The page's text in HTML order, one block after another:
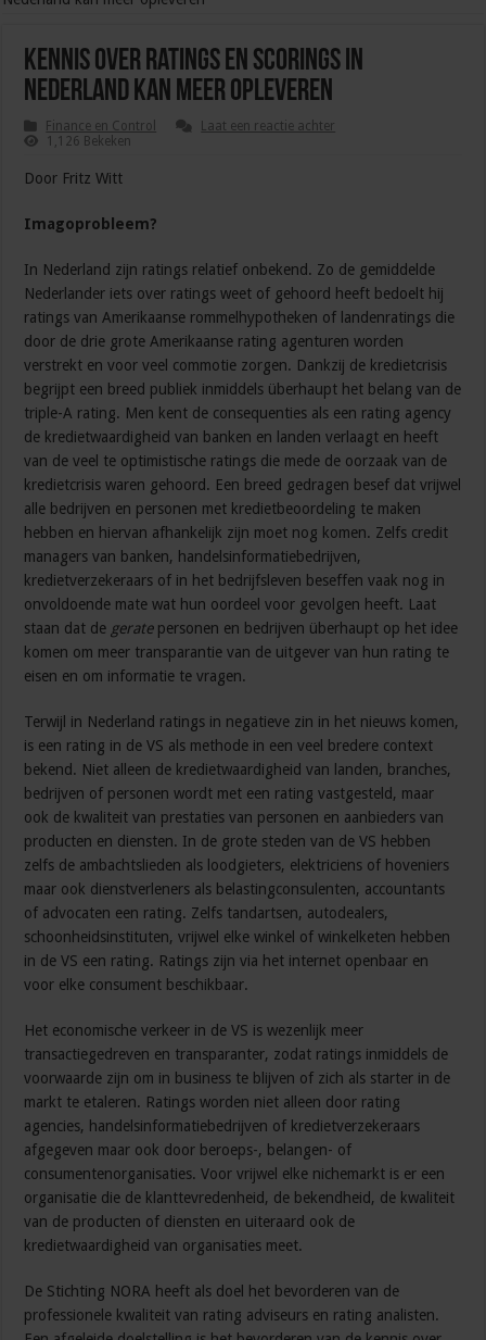
Kennis over ratings en scorings in
Nederland kan meer opleveren
Finance en Control
Laat een reactie achter
1,126 Bekeken
Door Fritz Witt
Imagoprobleem?
In Nederland zijn ratings relatief onbekend. Zo de gemiddelde
Nederlander iets over ratings weet of gehoord heeft bedoelt hij
ratings van Amerikaanse rommelhypotheken of landenratings die
door de drie grote Amerikaanse rating agenturen worden
verstrekt en voor veel commotie zorgen. Dankzij de kredietcrisis
begrijpt een breed publiek inmiddels überhaupt het belang van de
triple-A rating. Men kent de consequenties als een rating agency
de kredietwaardigheid van banken en landen verlaagt en heeft
van de veel te optimistische ratings die mede de oorzaak van de
kredietcrisis waren gehoord. Een breed gedragen besef dat vrijwel
alle bedrijven en personen met kredietbeoordeling te maken
hebben en hiervan afhankelijk zijn moet nog komen. Zelfs credit
managers van banken, handelsinformatiebedrijven,
kredietverzekeraars of in het bedrijfsleven beseffen vaak nog in
onvoldoende mate wat hun oordeel voor gevolgen heeft. Laat
staan dat de geratepersonen en bedrijven überhaupt op het idee
komen om meer transparantie van de uitgever van hun rating te
eisen en om informatie te vragen.
Terwijl in Nederland ratings in negatieve zin in het nieuws komen,
is een rating in de VS als methode in een veel bredere context
bekend. Niet alleen de kredietwaardigheid van landen, branches,
bedrijven of personen wordt met een rating vastgesteld, maar
ook de kwaliteit van prestaties van personen en aanbieders van
producten en diensten. In de grote steden van de VS hebben
zelfs de ambachtslieden als loodgieters, elektriciens of hoveniers
maar ook dienstverleners als belastingconsulenten, accountants
of advocaten een rating. Zelfs tandartsen, autodealers,
schoonheidsinstituten, vrijwel elke winkel of winkelketen hebben
in de VS een rating. Ratings zijn via het internet openbaar en
voor elke consument beschikbaar.
Het economische verkeer in de VS is wezenlijk meer
transactiegedreven en transparanter, zodat ratings inmiddels de
voorwaarde zijn om in business te blijven of zich als starter in de
markt te etaleren. Ratings worden niet alleen door rating
agencies, handelsinformatiebedrijven of kredietverzekeraars
afgegeven maar ook door beroeps-, belangen- of
consumentenorganisaties. Voor vrijwel elke nichemarkt is er een
organisatie die de klanttevredenheid, de bekendheid, de kwaliteit
van de producten of diensten en uiteraard ook de
kredietwaardigheid van organisaties meet.
De Stichting NORA heeft als doel het bevorderen van de
professionele kwaliteit van rating adviseurs en rating analisten.